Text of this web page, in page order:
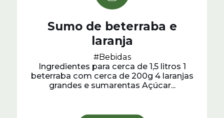
Sumo de beterraba e
laranja
#Bebidas
Ingredientes para cerca de 1,5 litros 1
beterraba com cerca de 200g 4 laranjas
grandes e sumarentas Açúcar...